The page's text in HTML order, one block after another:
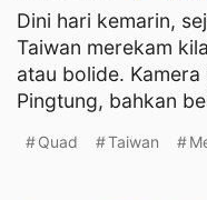
Dini hari kemarin,
Taiwan merekam
atau bolide.
Pingtung, bahkan
Quad Taiwan